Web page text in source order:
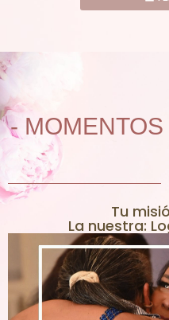
-
Tu
La nuestra: